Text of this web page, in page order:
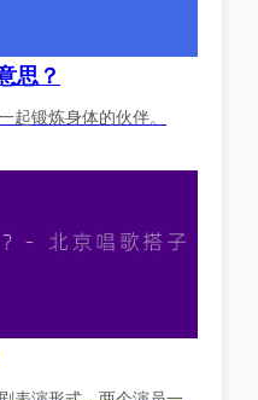
思？
起锻炼身体的伙伴。